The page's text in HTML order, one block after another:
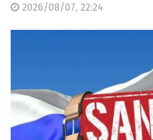
2026/08/07, 22:24